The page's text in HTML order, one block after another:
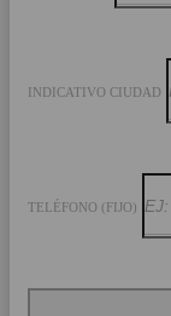
INDICATIVO CIUDAD
TELÉFONO (FIJO)